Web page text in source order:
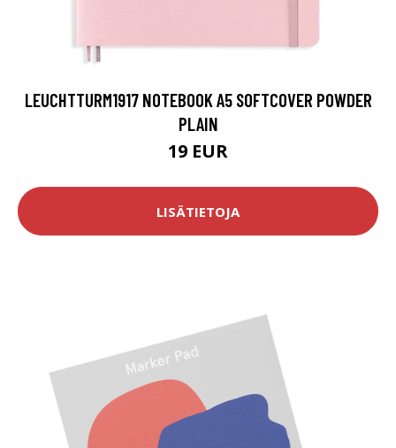
LEUCHTTURM1917 NOTEBOOK A5 SOFTCOVER POWDER
PLAIN
19 EUR
LISÄTIETOJA